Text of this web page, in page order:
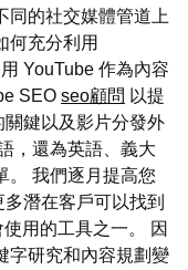
同的社交媒體管道上
何充分利用
YouTube 作為內容
SEO seo顧問 以提
鍵以及影片分發外
，還為英語、義大
。 我們逐月提高您
潛在客戶可以找到
用的工具之一。 因
字研究和內容規劃變